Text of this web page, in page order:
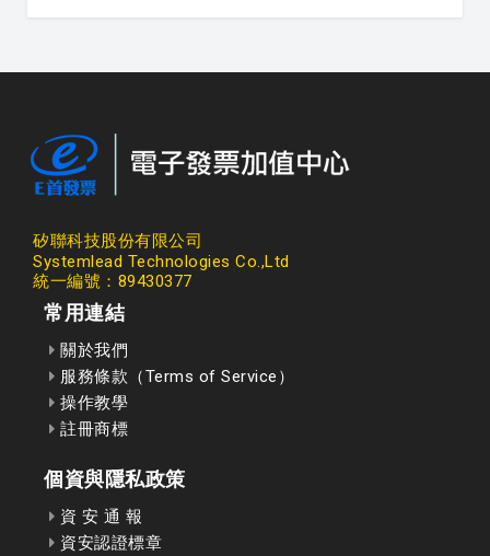
矽聯科技股份有限公司
Systemlead Technologies Co.,Ltd
統一編號：89430377
常用連結
關於我們
服務條款（Terms of Service）
操作教學
註冊商標
個資與隱私政策
資 安 通 報
資安認證標章